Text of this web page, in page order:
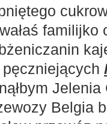
familijko
Jelenia
Belgia